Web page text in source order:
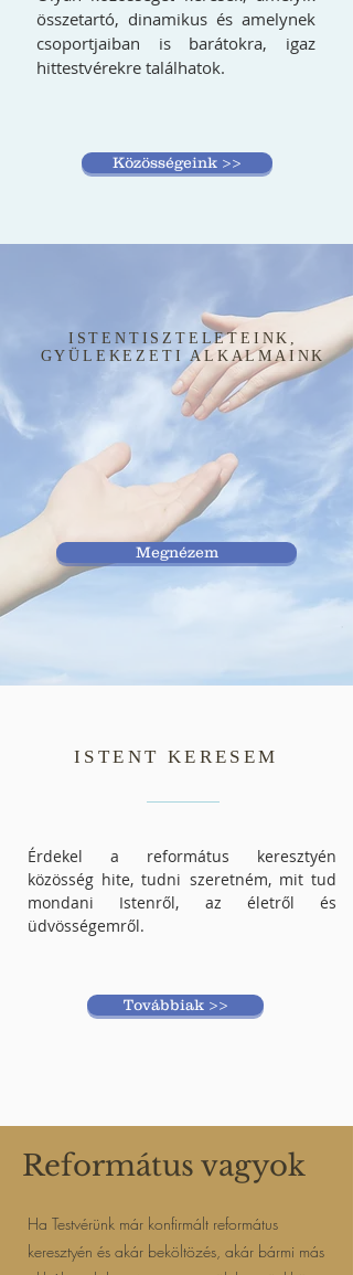
összetartó, dinamikus és amelynek
csoportjaiban is barátokra, igaz
hittestvérekre találhatok.
Közösségeink >>
ISTENTISZTELETEINK,
GYÜLEKEZETI ALKALMAINK
Megnézem
ISTENT KERESEM
Érdekel a református keresztyén
közösség hite, tudni szeretném, mit tud
mondani Istenről, az életről és
üdvösségemről.
Továbbiak >>
Református vagyok
Ha Testvérünk már konfirmált református
keresztyén és akár beköltözés, akár bármi más